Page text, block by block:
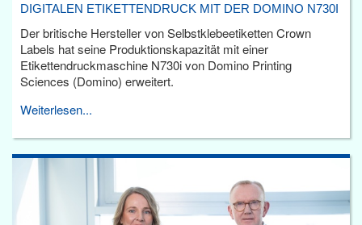
DIGITALEN ETIKETTENDRUCK MIT DER DOMINO N730I
Der britische Hersteller von Selbstklebeetiketten Crown
Labels hat seine Produktionskapazität mit einer
Etikettendruckmaschine N730i von Domino Printing
Sciences (Domino) erweitert.
Weiterlesen...